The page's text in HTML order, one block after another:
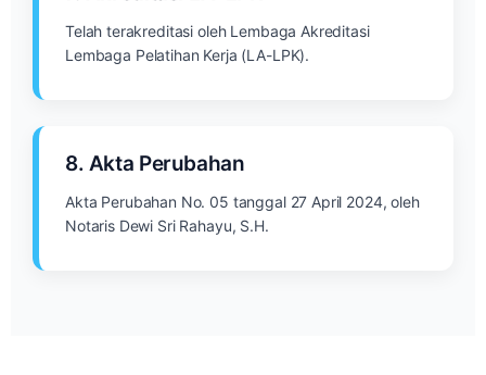
Telah terakreditasi oleh Lembaga Akreditasi
Lembaga Pelatihan Kerja (LA-LPK).
8. Akta Perubahan
Akta Perubahan No. 05 tanggal 27 April 2024, oleh
Notaris Dewi Sri Rahayu, S.H.